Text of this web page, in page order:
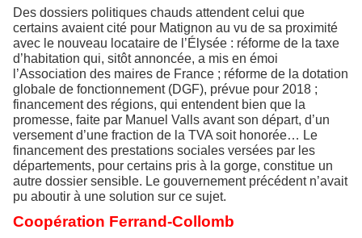
Des dossiers politiques chauds attendent celui que
certains avaient cité pour Matignon au vu de sa proximité
avec le nouveau locataire de l’Élysée : réforme de la taxe
d’habitation qui, sitôt annoncée, a mis en émoi
l’Association des maires de France ; réforme de la dotation
globale de fonctionnement (DGF), prévue pour 2018 ;
financement des régions, qui entendent bien que la
promesse, faite par Manuel Valls avant son départ, d’un
versement d’une fraction de la TVA soit honorée… Le
financement des prestations sociales versées par les
départements, pour certains pris à la gorge, constitue un
autre dossier sensible. Le gouvernement précédent n’avait
pu aboutir à une solution sur ce sujet.
Coopération Ferrand-Collomb